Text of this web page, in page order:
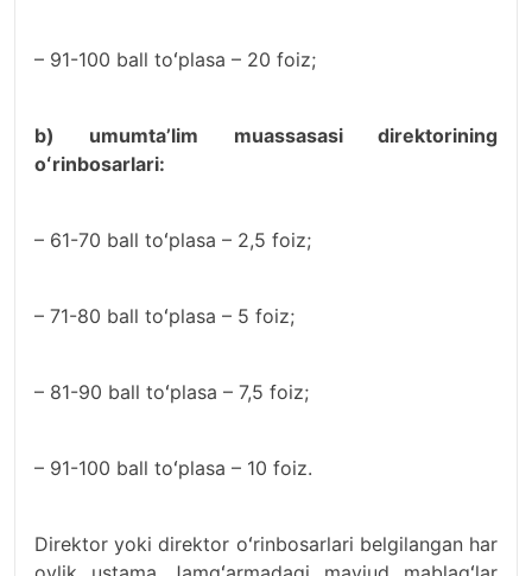
– 91-100 ball toʻplasa – 20 foiz;
b) umumta’lim muassasasi direktorining
oʻrinbosarlari:
– 61-70 ball toʻplasa – 2,5 foiz;
– 71-80 ball toʻplasa – 5 foiz;
– 81-90 ball toʻplasa – 7,5 foiz;
– 91-100 ball toʻplasa – 10 foiz.
Direktor yoki direktor oʻrinbosarlari belgilangan har